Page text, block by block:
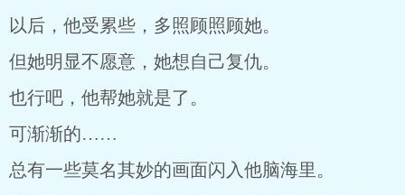
以后，他受累些，多照顾照顾她。
但她明显不愿意，她想自己复仇。
也行吧，他帮她就是了。
可渐渐的……
总有一些莫名其妙的画面闪入他脑海里。